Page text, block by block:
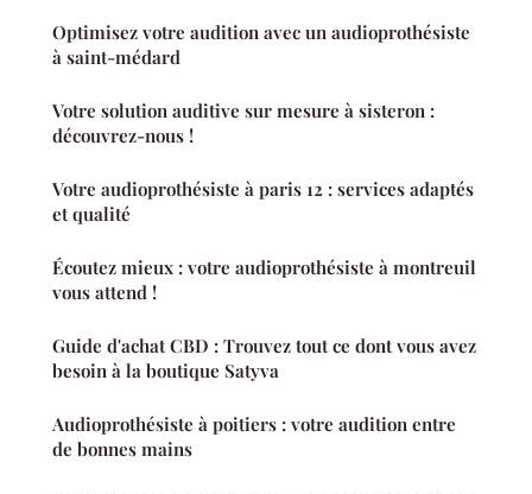
Optimisez votre audition avec un audioprothésiste
à saint-médard
Votre solution auditive sur mesure à sisteron :
découvrez-nous !
Votre audioprothésiste à paris 12 : services adaptés
et qualité
Écoutez mieux : votre audioprothésiste à montreuil
vous attend !
Guide d'achat CBD : Trouvez tout ce dont vous avez
besoin à la boutique Satyva
Audioprothésiste à poitiers : votre audition entre
de bonnes mains